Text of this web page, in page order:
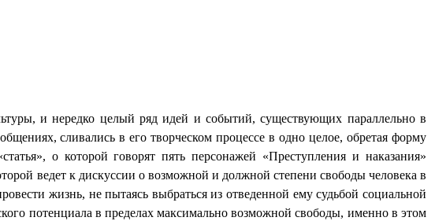
и нередко целый ряд идей и событий, существующих параллельно в
сливались в его творческом процессе в одно целое, обретая форму
о которой говорят пять персонажей «Преступления и наказания»
ведет к дискуссии о возможной и должной степени свободы человека в
жизнь, не пытаясь выбраться из отведенной ему судьбой социальной
потенциала в пределах максимально возможной свободы, именно в этом